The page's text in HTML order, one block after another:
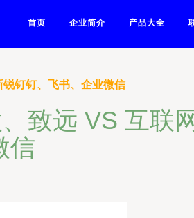
首页 企业简介 产品大全
钉钉、飞书、企业微信
致远 VS 互联
信